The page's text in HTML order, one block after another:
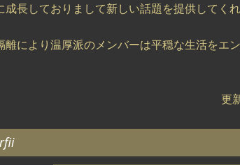
長しておりまして新しい話題を提供してく
により温厚派のメンバーは平穏な生活をエ
更